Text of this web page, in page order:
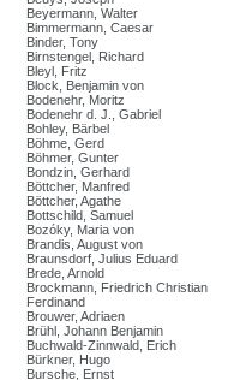
Beyermann, Walter
Bimmermann, Caesar
Binder, Tony
Birnstengel, Richard
Bleyl, Fritz
Block, Benjamin von
Bodenehr, Moritz
Bodenehr d. J., Gabriel
Bohley, Bärbel
Böhme, Gerd
Böhmer, Gunter
Bondzin, Gerhard
Böttcher, Manfred
Böttcher, Agathe
Bottschild, Samuel
Bozóky, Maria von
Brandis, August von
Braunsdorf, Julius Eduard
Brede, Arnold
Brockmann, Friedrich Christian
Ferdinand
Brouwer, Adriaen
Brühl, Johann Benjamin
Buchwald-Zinnwald, Erich
Bürkner, Hugo
Bursche, Ernst